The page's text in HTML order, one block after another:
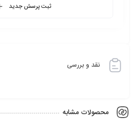
ثبت پرسش جدید
نقد و بررسی
محصولات مشابه